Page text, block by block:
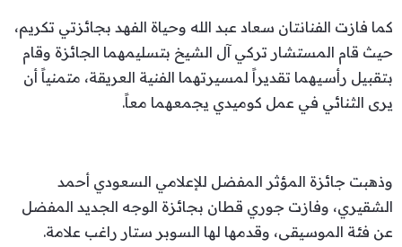
كما فازت الفنانتان سعاد عبد الله وحياة الفهد بجائزتي تكريم،
حيث قام المستشار تركي آل الشيخ بتسليمهما الجائزة وقام
بتقبيل رأسيهما تقديراً لمسيرتهما الفنية العريقة، متمنياً أن
يرى الثنائي في عمل كوميدي يجمعهما معاً.
وذهبت جائزة المؤثر المفضل للإعلامي السعودي أحمد
الشقيري، وفازت جوري قطان بجائزة الوجه الجديد المفضل
عن فئة الموسيقى، وقدمها لها السوبر ستار راغب علامة.